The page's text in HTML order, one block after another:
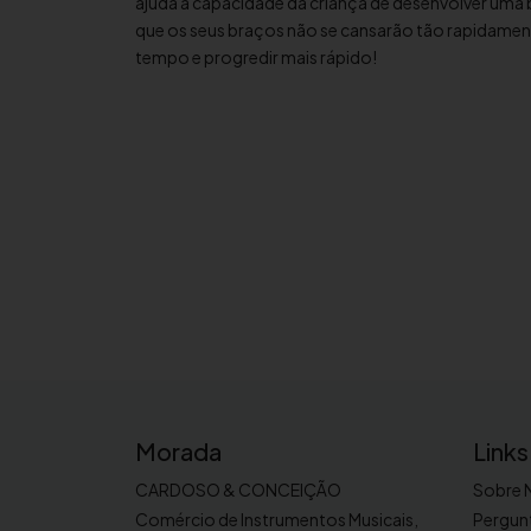
que os seus braços não se cansarão tão
tempo e progredir mais rápido!
Morada
CARDOSO & CONCEIÇÃO
Comércio de Instrumentos Musicais,
Links
Sobre